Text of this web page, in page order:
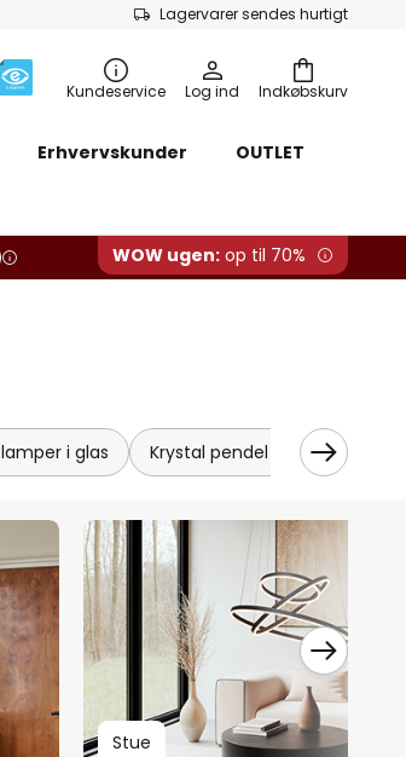
Lagervarer sendes hurtigt
Indkøbskurv
Kundeservice Log ind
Erhvervskunder OUTLET
WOW ugen: op til 70%
i glas Krystal pendel lamper
Stue